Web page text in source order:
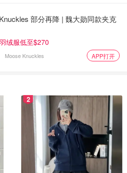
网截图，版权属原作者
厅里唯一的一道菜！这道菜非常
香菇和蔬菜根据风味。
油烹制的，它的味道来自一种特
看似简单的菜品就会热腾腾地端
部分再降 | 魏大勋同款夹克
绒服低至$270
Moose Knuckles APP打开
2